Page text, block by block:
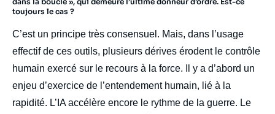
toujours le cas ?
C’est un principe très consensuel. Mais, dans l’usage
effectif de ces outils, plusieurs dérives érodent le contrôle
humain exercé sur le recours à la force. Il y a d’abord un
enjeu d’exercice de l’entendement humain, lié à la
rapidité. L’IA accélère encore le rythme de la guerre. Le